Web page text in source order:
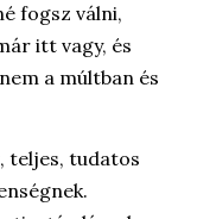
fogsz válni,
itt vagy, és
a múltban és
teljes, tudatos